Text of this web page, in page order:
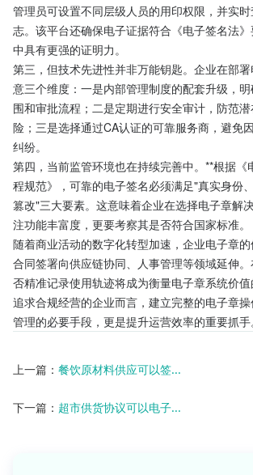
管理员可设置不同层级人员的用印权限，并实
志。该平台还确保电子证据符合《电子签名法
中具有更强的证明力。
第三，但技术先进性并非万能钥匙。企业在部
意三个维度：一是内部管理制度的配套升级，
围和审批流程；二是定期进行安全审计，防范
险；三是选择通过CA认证的可靠服务商，避免
纠纷。
第四，当前监管环境也在持续完善中。**根据《
程规范》，可靠的电子签名必须满足"真实身份
篡改"三大要素。这意味着企业在选择电子章解
注功能丰富度，更要考察其是否符合国家标准。
随着商业活动的数字化转型加速，企业电子章
合同签署向供应链协同、人事管理等领域延伸
否精准记录使用轨迹将成为衡量电子章系统价
追求合规经营的企业而言，建立完整的电子章
管理的必要手段，更是提升运营效率的重要抓手
上一篇： 餐饮原材料供应可以签...
下一篇： 超市供货协议可以电子...